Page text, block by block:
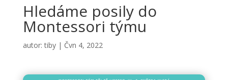
Hledáme posily do
Montessori týmu
autor:tiby| Čvn 4, 2022